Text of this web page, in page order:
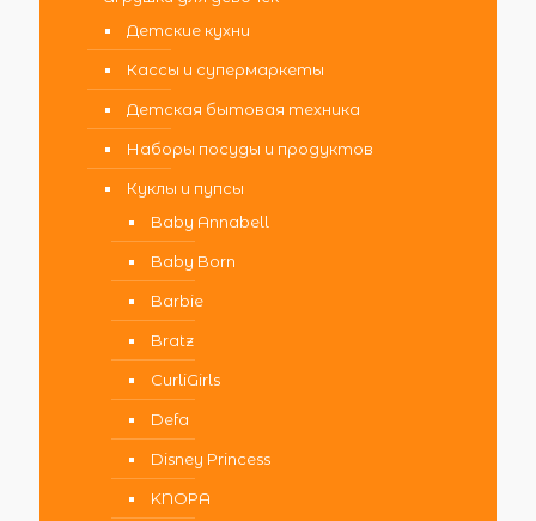
Детские кухни
Кассы и супермаркеты
Детская бытовая техника
Наборы посуды и продуктов
Куклы и пупсы
Baby Annabell
Baby Born
Barbie
Bratz
CurliGirls
Defa
Disney Princess
KNOPA